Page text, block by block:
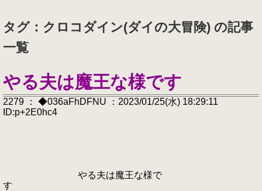
タグ：クロコダイン(ダイの大冒険) の記事
一覧
やる夫は魔王な様です
2279 ： ◆036aFhDFNU ：2023/01/25(水) 18:29:11
ID:p+2E0hc4
やる夫は魔王な様で
す